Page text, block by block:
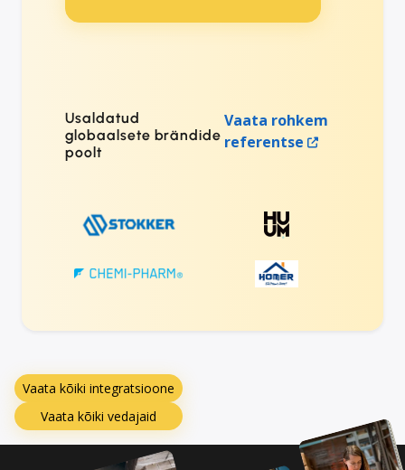
Usaldatud
globaalsete brändide
poolt
Vaata rohkem
referentse
Vaata kõiki integratsioone
Vaata kõiki vedajaid